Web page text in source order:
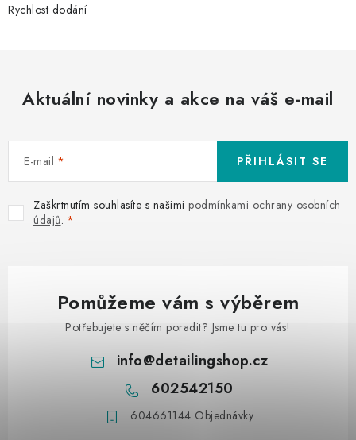
Rychlost dodání
Aktuální novinky a akce na váš e-mail
E-mail
Zaškrtnutím souhlasíte s našimi podmínkami ochrany osobních
údajů.
PŘIHLÁSIT SE
Pomůžeme vám s výběrem
Potřebujete s něčím poradit? Jsme tu pro vás!
info@detailingshop.cz
602542150
604661144 Objednávky